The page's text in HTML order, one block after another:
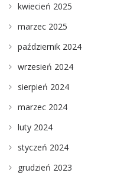
kwiecień 2025
marzec 2025
październik 2024
wrzesień 2024
sierpień 2024
marzec 2024
luty 2024
styczeń 2024
grudzień 2023